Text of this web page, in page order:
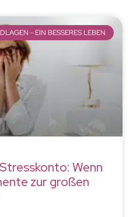
- EIN BESSERES LEBEN
Wenn
zur großen